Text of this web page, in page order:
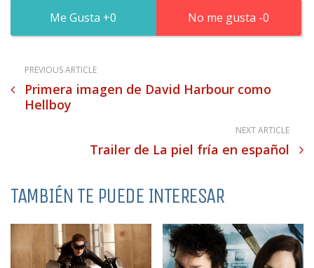
0 0
PREVIOUS ARTICLE
Primera imagen de David Harbour como
Hellboy
NEXT ARTICLE
Trailer de La piel fría en español
TAMBIÉN TE PUEDE INTERESAR